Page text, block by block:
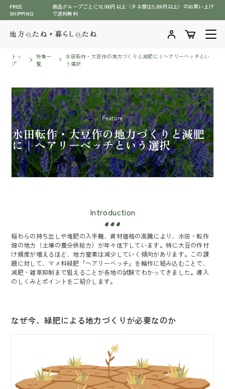
イ
FREE
SHIPPING
商品グループごとに10,000円以上（タネ類は5,000円以上）のお買い上げ
で送料無料
商品一覧
商品一覧へ
石川県伝統野菜（加賀野菜含む）
全ての商品
緑肥・牧草のタネ
肥料・BS資材・培土・土壌改良剤
野菜の球根 (種イモ含む)
草花の球根
農業（ガーデニング）資材
私たちについて
特集一覧
ご利用ガイド
プライパシーポリシー
トッ
プ
特集一
覧
水田転作・大豆作の地力づくりと減肥に｜ヘアリーベッチとい
う選択
Feature
水田転作・大豆作の地力づくりと減肥
に｜ヘアリーベッチという選択
Introduction
稲わらの持ち出しや堆肥の入手難、資材価格の高騰により、水田・転作
畑の地力（土壌の養分供給力）が年々低下しています。特に大豆の作付
け頻度が増えるほど、地力窒素は減少していく傾向があります。この課
題に対して、マメ科緑肥「ヘアリーベッチ」を輪作に組み込むことで、
減肥・雑草抑制まで狙えることが各地の試験でわかってきました。導入
のしくみとポイントをご紹介します。
なぜ今、緑肥による地力づくりが必要なのか